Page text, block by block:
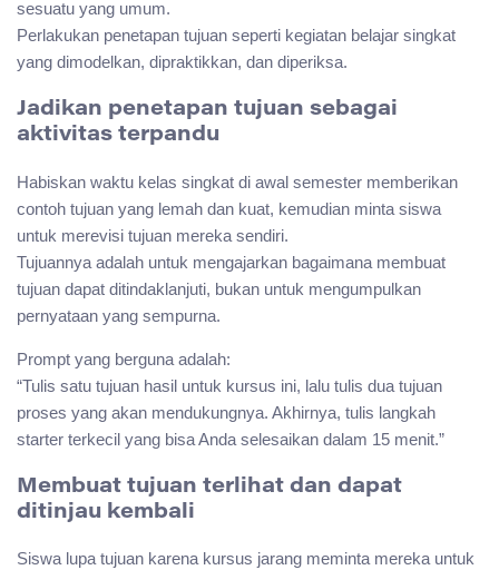
sesuatu yang umum.
Perlakukan penetapan tujuan seperti kegiatan belajar singkat
yang dimodelkan, dipraktikkan, dan diperiksa.
Jadikan penetapan tujuan sebagai
aktivitas terpandu
Habiskan waktu kelas singkat di awal semester memberikan
contoh tujuan yang lemah dan kuat, kemudian minta siswa
untuk merevisi tujuan mereka sendiri.
Tujuannya adalah untuk mengajarkan bagaimana membuat
tujuan dapat ditindaklanjuti, bukan untuk mengumpulkan
pernyataan yang sempurna.
Prompt yang berguna adalah:
“Tulis satu tujuan hasil untuk kursus ini, lalu tulis dua tujuan
proses yang akan mendukungnya. Akhirnya, tulis langkah
starter terkecil yang bisa Anda selesaikan dalam 15 menit.”
Membuat tujuan terlihat dan dapat
ditinjau kembali
Siswa lupa tujuan karena kursus jarang meminta mereka untuk